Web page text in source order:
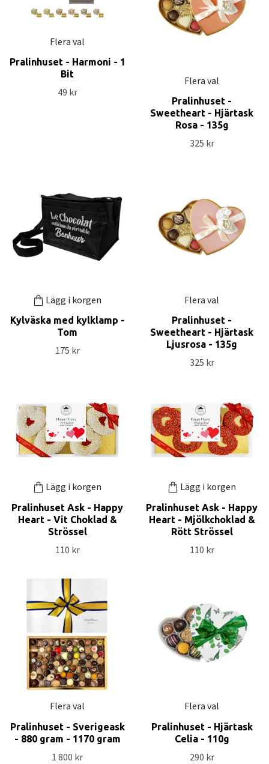
Flera val
Pralinhuset - Harmoni - 1
Bit
49 kr
Flera val
Pralinhuset -
Sweetheart - Hjärtask
Rosa - 135g
325 kr
Lägg i korgen
Kylväska med kylklamp -
Tom
175 kr
Flera val
Pralinhuset -
Sweetheart - Hjärtask
Ljusrosa - 135g
325 kr
Lägg i korgen
Pralinhuset Ask - Happy
Heart - Vit Choklad &
Strössel
110 kr
Lägg i korgen
Pralinhuset Ask - Happy
Heart - Mjölkchoklad &
Rött Strössel
110 kr
Flera val
Pralinhuset - Sverigeask
- 880 gram - 1170 gram
1 800 kr
Flera val
Pralinhuset - Hjärtask
Celia - 110g
290 kr